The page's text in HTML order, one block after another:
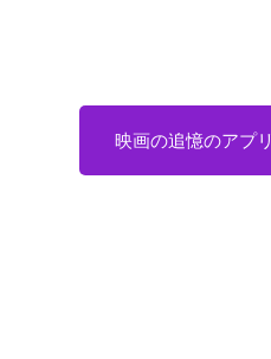
映画の追憶のアプリ